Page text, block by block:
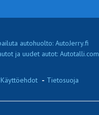
autohuolto: AutoJerry.fi
ja uudet autot: Autotalli.com
Käyttöehdot - Tietosuoja